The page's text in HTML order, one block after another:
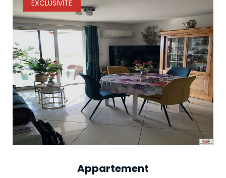
EXCLUSIVITÉ
Appartement